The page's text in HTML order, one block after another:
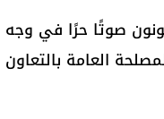
صوتًا حرًا في وجه
العامة بالتعاون